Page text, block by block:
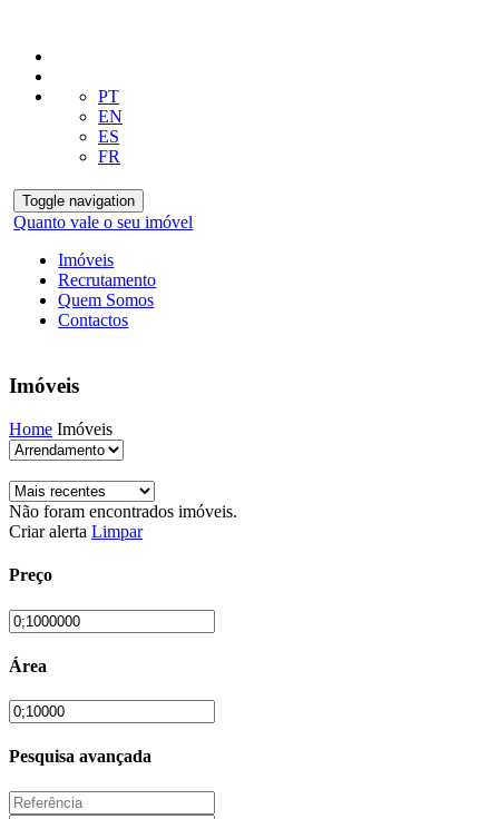
PT
EN
ES
FR
Toggle navigation
Quanto vale o seu imóvel
Imóveis
Recrutamento
Quem Somos
Contactos
Imóveis
Home Imóveis
Não foram encontrados imóveis.
Criar alerta Limpar
Preço
Área
Pesquisa avançada